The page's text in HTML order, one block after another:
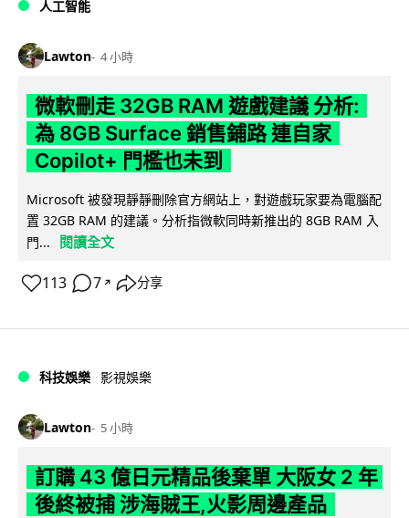
人工智能
Lawton 4 小時
微軟刪走 32GB RAM 遊戲建議 分析:
為 8GB Surface 銷售鋪路 連自家
Copilot+ 門檻也未到
Microsoft 被發現靜靜刪除官方網站上，對遊戲玩家要為電腦配
置 32GB RAM 的建議。分析指微軟同時新推出的 8GB RAM 入
門...
閱讀全文
113 7 ↗ 分享
科技娛樂 影視娛樂
Lawton 5 小時
訂購 43 億日元精品後棄單 大阪女 2 年
後終被捕 涉海賊王,火影周邊產品